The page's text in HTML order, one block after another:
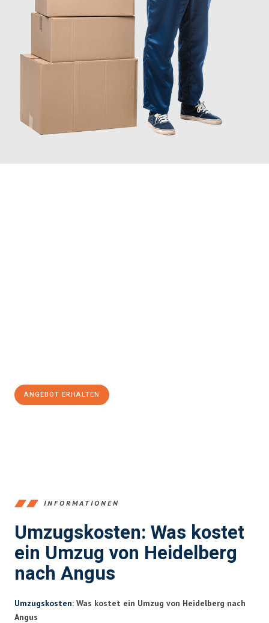
ANGEBOT ERHALTEN
INFORMATIONEN
Umzugskosten: Was kostet
ein Umzug von Heidelberg
nach Angus
Umzugskosten: Was kostet ein Umzug von Heidelberg nach
Angus